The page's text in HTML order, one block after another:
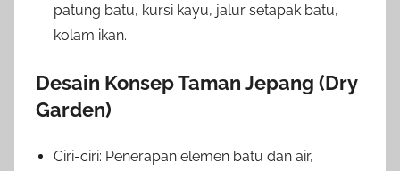
patung batu, kursi kayu, jalur setapak batu,
kolam ikan.
Desain Konsep Taman Jepang (Dry
Garden)
Ciri-ciri: Penerapan elemen batu dan air,